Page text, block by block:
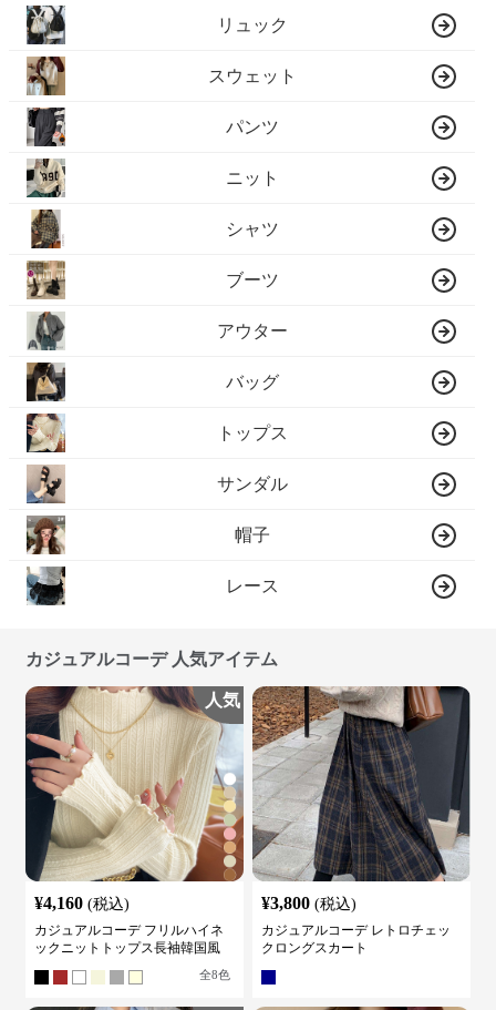
リュック
スウェット
パンツ
ニット
シャツ
ブーツ
アウター
バッグ
トップス
サンダル
帽子
レース
カジュアルコーデ 人気アイテム
人気
¥4,160 (税込)
カジュアルコーデ フリルハイネ
ックニットトップス長袖韓国風
全8色
¥3,800 (税込)
カジュアルコーデ レトロチェッ
クロングスカート